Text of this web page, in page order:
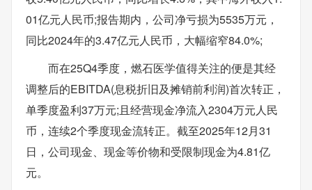
01亿元人民币;报告期内，公司净亏损为5535万元，
同比2024年的3.47亿元人民币，大幅缩窄84.0%;
而在25Q4季度，燃石医学值得关注的便是其经
调整后的EBITDA(息税折旧及摊销前利润)首次转正，
单季度盈利37万元;且经营现金净流入2304万元人民
币，连续2个季度现金流转正。截至2025年12月31
日，公司现金、现金等价物和受限制现金为4.81亿
元。